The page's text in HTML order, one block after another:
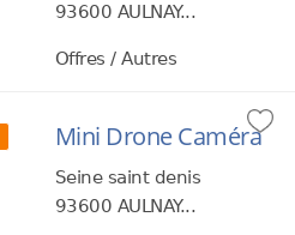
93600 AULNAY...
Offres / Autres
Mini Drone Caméra
Seine saint denis
93600 AULNAY...